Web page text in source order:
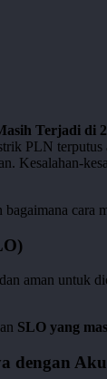
Terjadi di
PLN
Kesalahan-
cara
aman untuk
SLO yang
dengan